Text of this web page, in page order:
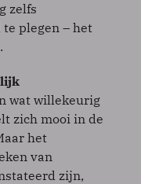
zelfs
plegen – het
wat willekeurig
zich mooi in de
het
van
zijn,